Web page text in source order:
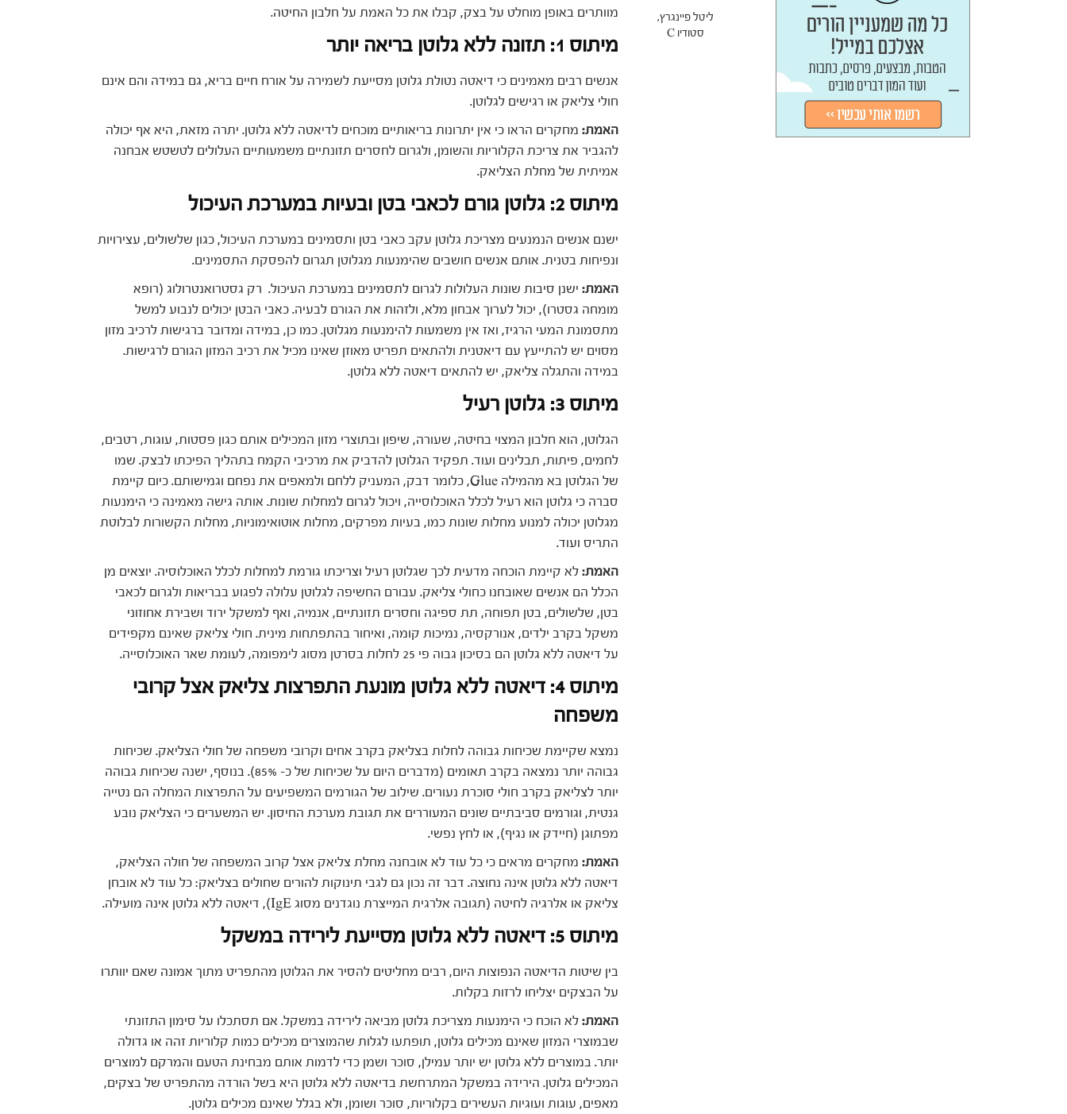
ליטל פיינגרץ,
סטודיו C
מוותרים באופן מוחלט על בצק, קבלו את כל האמת על חלבון החיטה.
מיתוס 1: תזונה ללא גלוטן בריאה יותר
אנשים רבים מאמינים כי דיאטה נטולת גלוטן מסייעת לשמירה על אורח חיים בריא, גם במידה והם אינם
חולי צליאק או רגישים לגלוטן.
האמת:מחקרים הראו כי אין יתרונות בריאותיים מוכחים לדיאטה ללא גלוטן. יתרה מזאת, היא אף יכולה
להגביר את צריכת הקלוריות והשומן, ולגרום לחסרים תזונתיים משמעותיים העלולים לטשטש אבחנה
אמיתית של מחלת הצליאק.
מיתוס 2: גלוטן גורם לכאבי בטן ובעיות במערכת העיכול
ישנם אנשים הנמנעים מצריכת גלוטן עקב כאבי בטן ותסמינים במערכת העיכול, כגון שלשולים, עצירויות
ונפיחות בטנית. אותם אנשים חושבים שהימנעות מגלוטן תגרום להפסקת התסמינים.
האמת:ישנן סיבות שונות העלולות לגרום לתסמינים במערכת העיכול. רק גסטרואנטרולוג (רופא
מומחה גסטרו), יכול לערוך אבחון מלא, ולזהות את הגורם לבעיה. כאבי הבטן יכולים לנבוע למשל
מתסמונת המעי הרגיז, ואז אין משמעות להימנעות מגלוטן. כמו כן, במידה ומדובר ברגישות לרכיב מזון
מסוים יש להתייעץ עם דיאטנית ולהתאים תפריט מאוזן שאינו מכיל את רכיב המזון הגורם לרגישות.
במידה והתגלה צליאק, יש להתאים דיאטה ללא גלוטן.
מיתוס 3: גלוטן רעיל
הגלוטן, הוא חלבון המצוי בחיטה, שעורה, שיפון ובתוצרי מזון המכילים אותם כגון פסטות, עוגות, רטבים,
לחמים, פיתות, תבלינים ועוד. תפקיד הגלוטן להדביק את מרכיבי הקמח בתהליך הפיכתו לבצק. שמו
של הגלוטן בא מהמילה Glue, כלומר דבק, המעניק ללחם ולמאפים את נפחם וגמישותם. כיום קיימת
סברה כי גלוטן הוא רעיל לכלל האוכלוסייה, ויכול לגרום למחלות שונות. אותה גישה מאמינה כי הימנעות
מגלוטן יכולה למנוע מחלות שונות כמו, בעיות מפרקים, מחלות אוטואימוניות, מחלות הקשורות לבלוטת
התריס ועוד.
האמת:לא קיימת הוכחה מדעית לכך שגלוטן רעיל וצריכתו גורמת למחלות לכלל האוכלוסיה. יוצאים מן
הכלל הם אנשים שאובחנו כחולי צליאק. עבורם החשיפה לגלוטן עלולה לפגוע בבריאות ולגרום לכאבי
בטן, שלשולים, בטן תפוחה, תת ספיגה וחסרים תזונתיים, אנמיה, ואף למשקל ירוד ושבירת אחוזוני
משקל בקרב ילדים, אנורקסיה, נמיכות קומה, ואיחור בהתפתחות מינית. חולי צליאק שאינם מקפידים
על דיאטה ללא גלוטן הם בסיכון גבוה פי 25 לחלות בסרטן מסוג לימפומה, לעומת שאר האוכלוסייה.
מיתוס 4: דיאטה ללא גלוטן מונעת התפרצות צליאק אצל קרובי
משפחה
נמצא שקיימת שכיחות גבוהה לחלות בצליאק בקרב אחים וקרובי משפחה של חולי הצליאק. שכיחות
גבוהה יותר נמצאה בקרב תאומים (מדברים היום על שכיחות של כ- 85%). בנוסף, ישנה שכיחות גבוהה
יותר לצליאק בקרב חולי סוכרת נעורים. שילוב של הגורמים המשפיעים על התפרצות המחלה הם נטייה
גנטית, וגורמים סביבתיים שונים המעוררים את תגובת מערכת החיסון. יש המשערים כי הצליאק נובע
מפתוגן (חיידק או נגיף), או לחץ נפשי.
האמת:מחקרים מראים כי כל עוד לא אובחנה מחלת צליאק אצל קרוב המשפחה של חולה הצליאק,
דיאטה ללא גלוטן אינה נחוצה. דבר זה נכון גם לגבי תינוקות להורים שחולים בצליאק: כל עוד לא אובחן
צליאק או אלרגיה לחיטה (תגובה אלרגית המייצרת נוגדנים מסוג IgE), דיאטה ללא גלוטן אינה מועילה.
מיתוס 5: דיאטה ללא גלוטן מסייעת לירידה במשקל
בין שיטות הדיאטה הנפוצות היום, רבים מחליטים להסיר את הגלוטן מהתפריט מתוך אמונה שאם יוותרו
על הבצקים יצליחו לרזות בקלות.
האמת:לא הוכח כי הימנעות מצריכת גלוטן מביאה לירידה במשקל. אם תסתכלו על סימון התזונתי
שבמוצרי המזון שאינם מכילים גלוטן, תופתעו לגלות שהמוצרים מכילים כמות קלוריות זהה או גדולה
יותר. במוצרים ללא גלוטן יש יותר עמילן, סוכר ושמן כדי לדמות אותם מבחינת הטעם והמרקם למוצרים
המכילים גלוטן. הירידה במשקל המתרחשת בדיאטה ללא גלוטן היא בשל הורדה מהתפריט של בצקים,
מאפים, עוגות ועוגיות העשירים בקלוריות, סוכר ושומן, ולא בגלל שאינם מכילים גלוטן.